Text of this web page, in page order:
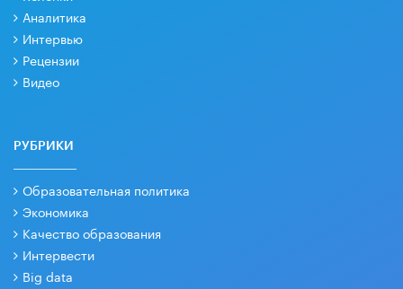
Аналитика
Интервью
Рецензии
Видео
РУБРИКИ
Образовательная политика
Экономика
Качество образования
Интервести
Big data